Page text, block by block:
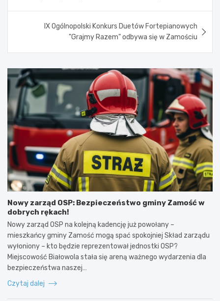
IX Ogólnopolski Konkurs Duetów Fortepianowych
"Grajmy Razem" odbywa się w Zamościu
Nowy zarząd OSP: Bezpieczeństwo gminy Zamość w
dobrych rękach!
Nowy zarząd OSP na kolejną kadencję już powołany –
mieszkańcy gminy Zamość mogą spać spokojniej Skład zarządu
wyłoniony – kto będzie reprezentował jednostki OSP?
Miejscowość Białowola stała się areną ważnego wydarzenia dla
bezpieczeństwa naszej…
Czytaj dalej